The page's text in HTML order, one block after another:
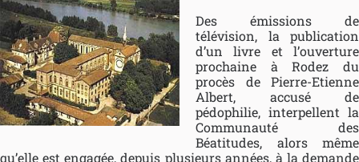
Des émissions de
télévision, la publication
d’un livre et l’ouverture
prochaine à Rodez du
procès de Pierre-Etienne
Albert, accusé de
pédophilie, interpellent la
Communauté des
Béatitudes, alors même
qu’elle est engagée, depuis plusieurs années, à la demande